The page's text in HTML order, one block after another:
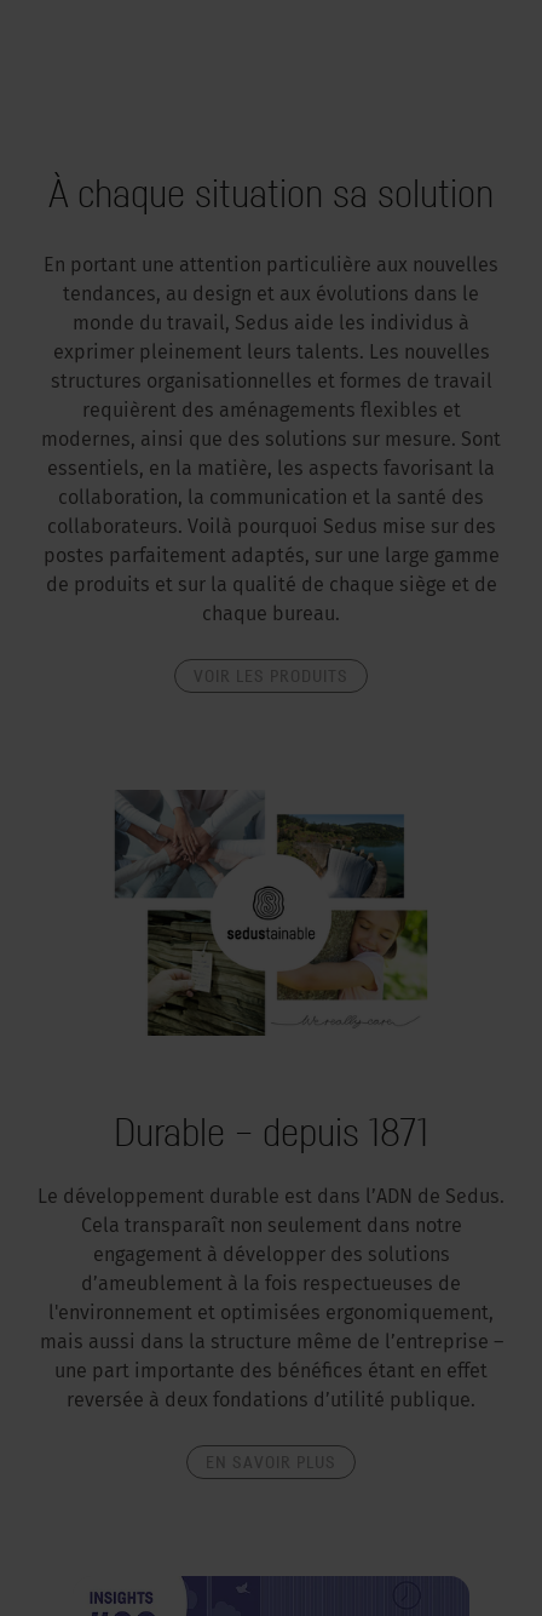
À chaque situation sa solution
En portant une attention particulière aux nouvelles
tendances, au design et aux évolutions dans le
monde du travail, Sedus aide les individus à
exprimer pleinement leurs talents. Les nouvelles
structures organisationnelles et formes de travail
requièrent des aménagements flexibles et
modernes, ainsi que des solutions sur mesure. Sont
essentiels, en la matière, les aspects favorisant la
collaboration, la communication et la santé des
collaborateurs. Voilà pourquoi Sedus mise sur des
postes parfaitement adaptés, sur une large gamme
de produits et sur la qualité de chaque siège et de
chaque bureau.
Durable – depuis 1871
Le développement durable est dans l’ADN de Sedus.
Cela transparaît non seulement dans notre
engagement à développer des solutions
d’ameublement à la fois respectueuses de
l'environnement et optimisées ergonomiquement,
mais aussi dans la structure même de l’entreprise –
une part importante des bénéfices étant en effet
reversée à deux fondations d’utilité publique.